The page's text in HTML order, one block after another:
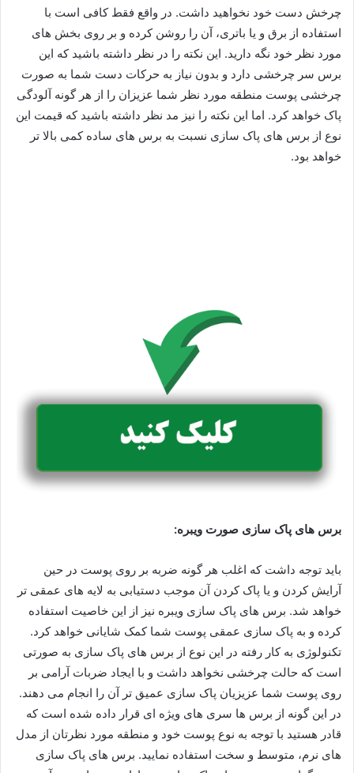
چرخش دست خود نخواهید داشت. در واقع فقط کافی است با
استفاده از برق و یا باتری، آن را روشن کرده و بر روی بخش های
مورد نظر خود نگه دارید. این نکته را در نظر داشته باشید که این
برس سر چرخشی دارد و بدون نیاز به حرکات دست شما به صورت
چرخشی پوست منطقه مورد نظر شما عزیزان را از هر گونه آلودگی
پاک خواهد کرد. اما این نکته را نیز مد نظر داشته باشید که قیمت این
نوع از برس های پاک سازی نسبت به برس های ساده کمی بالا تر
خواهد بود.
برس های پاک سازی صورت ویبره:
باید توجه داشت که اغلب هر گونه ضربه بر روی پوست در حین
آرایش کردن و یا پاک کردن آن موجب دستیابی به لایه های عمقی تر
خواهد شد. برس های پاک سازی ویبره نیز از این خاصیت استفاده
کرده و به پاک سازی عمقی پوست شما کمک شایانی خواهد کرد.
تکنولوژی به کار رفته در این نوع از برس های پاک سازی به صورتی
است که حالت چرخشی نخواهد داشت و با ایجاد ضربات آرامی بر
روی پوست شما عزیزیان پاک سازی عمیق تر آن را انجام می دهند.
در این گونه از برس ها سری های ویژه ای قرار داده شده است که
قادر هستید با توجه به نوع پوست خود و منطقه مورد نظرتان از مدل
های نرم، متوسط و سخت استفاده نمایید. برس های پاک سازی